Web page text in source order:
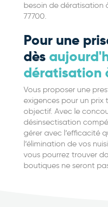
besoin de dératisation
77700.
Pour une
dès
dératisation
Vous proposer une
exigences pour un
objectif. Avec le
désinsectisation
gérer avec l’efficacité
l’élimination de vos
vous pourrez trouver
boutiques ne seront